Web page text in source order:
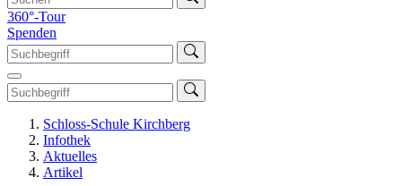
360°-Tour
Spenden
Schloss-Schule Kirchberg
Infothek
Aktuelles
Artikel